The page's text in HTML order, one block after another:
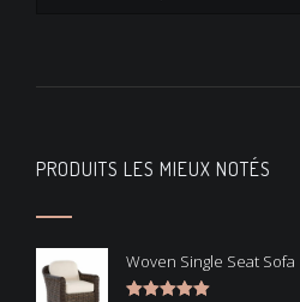
PRODUITS LES MIEUX NOTÉS
Woven Single Seat Sofa